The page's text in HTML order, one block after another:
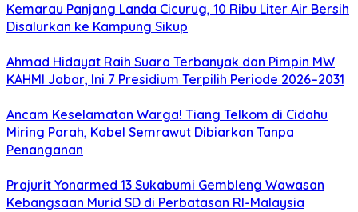
Kemarau Panjang Landa Cicurug, 10 Ribu Liter Air Bersih
Disalurkan ke Kampung Sikup
Ahmad Hidayat Raih Suara Terbanyak dan Pimpin MW
KAHMI Jabar, Ini 7 Presidium Terpilih Periode 2026–2031
Ancam Keselamatan Warga! Tiang Telkom di Cidahu
Miring Parah, Kabel Semrawut Dibiarkan Tanpa
Penanganan
Prajurit Yonarmed 13 Sukabumi Gembleng Wawasan
Kebangsaan Murid SD di Perbatasan RI-Malaysia